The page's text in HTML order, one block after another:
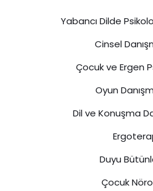
Yabancı Dilde
Cinsel
Çocuk ve Ergen
Oyun
Dil ve Konuşma
Duyu
Çocuk